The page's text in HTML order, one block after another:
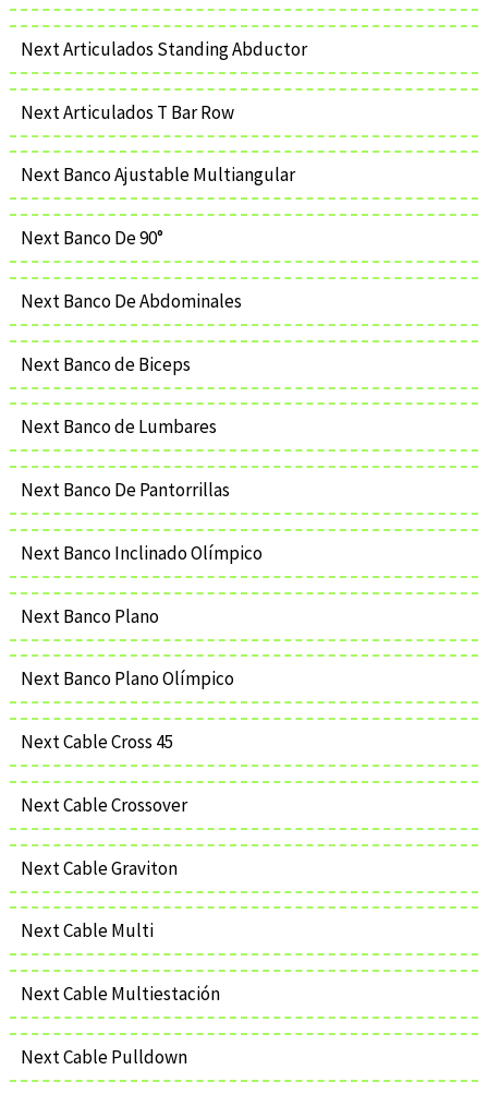
Next Articulados Standing Abductor
Next Articulados T Bar Row
Next Banco Ajustable Multiangular
Next Banco De 90°
Next Banco De Abdominales
Next Banco de Biceps
Next Banco de Lumbares
Next Banco De Pantorrillas
Next Banco Inclinado Olímpico
Next Banco Plano
Next Banco Plano Olímpico
Next Cable Cross 45
Next Cable Crossover
Next Cable Graviton
Next Cable Multi
Next Cable Multiestación
Next Cable Pulldown